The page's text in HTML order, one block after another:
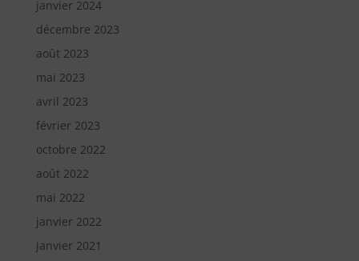
janvier 2024
décembre 2023
août 2023
mai 2023
avril 2023
février 2023
octobre 2022
août 2022
mai 2022
janvier 2022
janvier 2021